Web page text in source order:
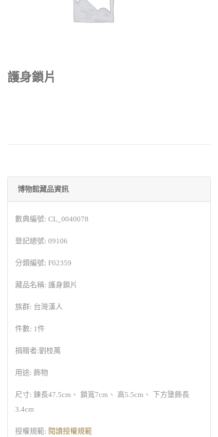
護身鎖片
博物館藏品資訊
數典編號: CL_0040078
登記總號: 09106
分類編號: F02359
藏品名稱: 護身鎖片
族群: 台灣漢人
件數: 1件
捐贈者:劉枝萬
用途: 飾物
尺寸: 鍊長47.5cm、 鎖寬7cm、 高5.5cm、 下方墬飾長
3.4cm
授權規範: 閱讀授權規範